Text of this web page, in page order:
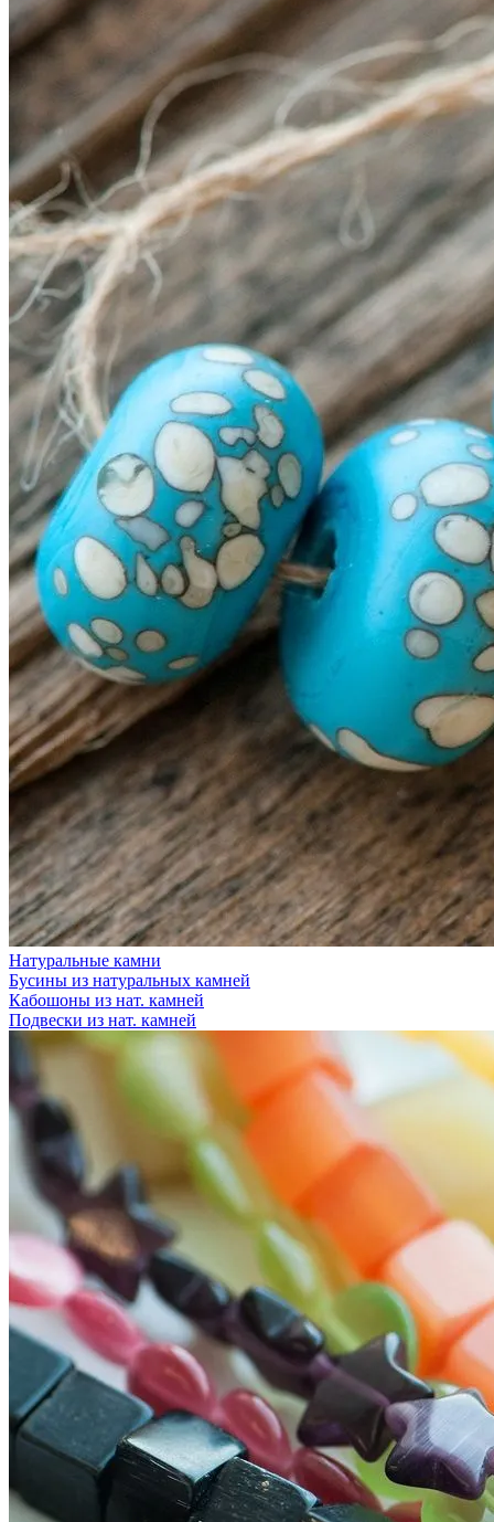
Натуральные камни
Бусины из натуральных камней
Кабошоны из нат. камней
Подвески из нат. камней